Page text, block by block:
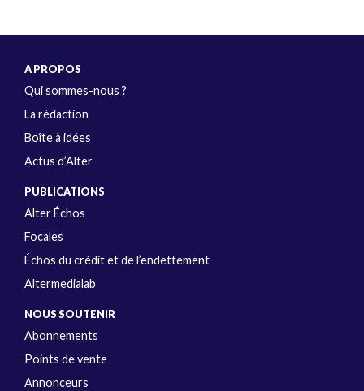
A PROPOS
Qui sommes-nous ?
La rédaction
Boîte à idées
Actus d’Alter
PUBLICATIONS
Alter Échos
Focales
Échos du crédit et de l’endettement
Altermedialab
NOUS SOUTENIR
Abonnements
Points de vente
Annonceurs